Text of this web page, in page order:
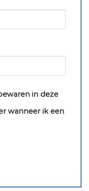
in deze
wanneer ik een